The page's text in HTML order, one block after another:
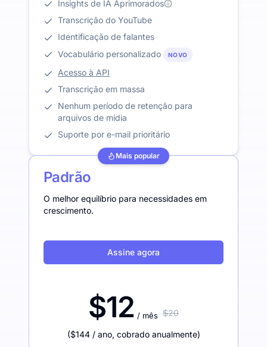
Insights de IA Aprimorados
Transcrição do YouTube
Identificação de falantes
Vocabulário personalizado
NOVO
Acesso à API
Transcrição em massa
Nenhum período de retenção para
arquivos de mídia
Suporte por e-mail prioritário
Mais popular
Padrão
O melhor equilíbrio para necessidades em
crescimento.
Assine agora
$12 / mês $20
($144 / ano, cobrado anualmente)